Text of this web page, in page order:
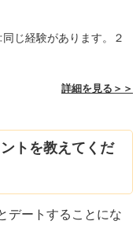
同じ経験があります。２
詳細を見る＞＞
トを教えてくだ
デートすることにな